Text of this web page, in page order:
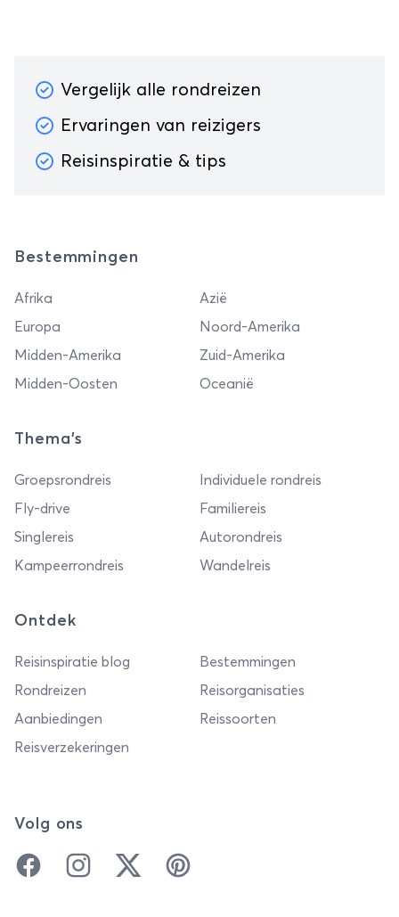
Vergelijk alle rondreizen
Ervaringen van reizigers
Reisinspiratie & tips
Bestemmingen
Afrika
Azië
Europa
Noord-Amerika
Midden-Amerika
Zuid-Amerika
Midden-Oosten
Oceanië
Thema's
Groepsrondreis
Individuele rondreis
Fly-drive
Familiereis
Singlereis
Autorondreis
Kampeerrondreis
Wandelreis
Ontdek
Reisinspiratie blog
Bestemmingen
Rondreizen
Reisorganisaties
Aanbiedingen
Reissoorten
Reisverzekeringen
Volg ons
FacebookInstagramTwitter Pinterest